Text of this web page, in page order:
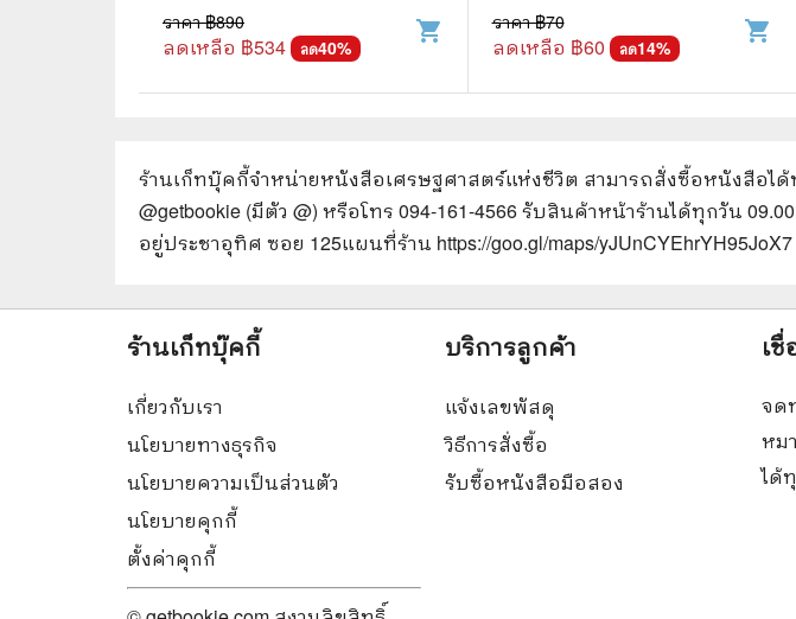
ราคา ฿890
ลดเหลือ ฿534 ลด40%
shopping_cart ราคา ฿70
ลดเหลือ ฿60 ลด14%
shopping_cart
ร้านเก็ทบุ๊คกี้จำหน่ายหนังสือเศรษฐศาสตร์แห่งชีวิต สามารถสั่งซื้อหนังสือได้
@getbookie (มีตัว @) หรือโทร 094-161-4566 รับสินค้าหน้าร้านได้ทุกวัน
อยู่ประชาอุทิศ ซอย 125แผนที่ร้าน https://goo.gl/maps/yJUnCYEhrYH95JoX7
ร้านเก็ทบุ๊คกี้
เกี่ยวกับเรา
นโยบายทางธุรกิจ
นโยบายความเป็นส่วนตัว
นโยบายคุกกี้
ตั้งค่าคุกกี้
บริการลูกค้า
แจ้งเลขพัสดุ
วิธีการสั่งซื้อ
รับซื้อหนังสือมือสอง
เ
จด
หม
ได้